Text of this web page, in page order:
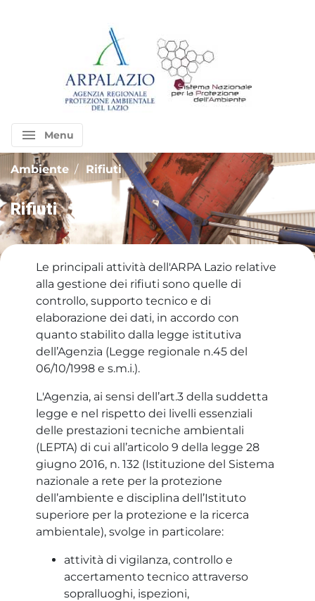
menu Menu
Ambiente Rifiuti
Rifiuti
Le principali attività dell'ARPA Lazio relative
alla gestione dei rifiuti sono quelle di
controllo, supporto tecnico e di
elaborazione dei dati, in accordo con
quanto stabilito dalla legge istitutiva
dell’Agenzia (Legge regionale n.45 del
06/10/1998 e s.m.i.).
L'Agenzia, ai sensi dell’art.3 della suddetta
legge e nel rispetto dei livelli essenziali
delle prestazioni tecniche ambientali
(LEPTA) di cui all’articolo 9 della legge 28
giugno 2016, n. 132 (Istituzione del Sistema
nazionale a rete per la protezione
dell’ambiente e disciplina dell’Istituto
superiore per la protezione e la ricerca
ambientale), svolge in particolare:
attività di vigilanza, controllo e
accertamento tecnico attraverso
sopralluoghi, ispezioni,